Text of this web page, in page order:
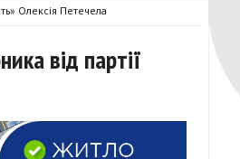
Олексія Петечела
від партії